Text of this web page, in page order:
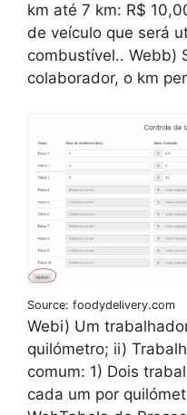
km até 7 km: R$
de veículo que será
combustível.. Webb)
colaborador, o km
Source: foodydelivery.com
Webi) Um
quilómetro; ii)
comum: 1) Dois
cada um por